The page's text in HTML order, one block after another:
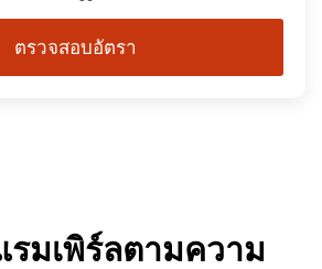
ตรวจสอบอัตรา
รมเพิร์ลตามความ